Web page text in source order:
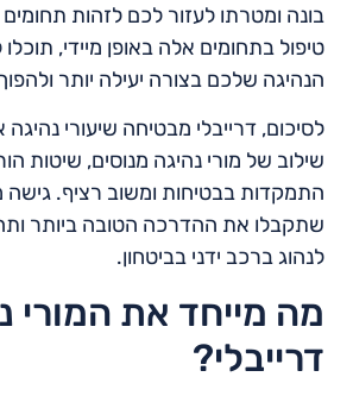
בונה ומטרתו לעזור לכם לזהות תחומים
טיפול בתחומים אלה באופן מיידי,
הנהיגה שלכם בצורה יעילה יותר ולהפוך
לסיכום, דרייבלי מבטיחה שיעורי נהיגה
שילוב של מורי נהיגה מנוסים, שיטות
התמקדות בבטיחות ומשוב רציף. גישה
שתקבלו את ההדרכה הטובה ביותר
לנהוג ברכב ידני בביטחון.
מה מייחד את המורי
דרייבלי?